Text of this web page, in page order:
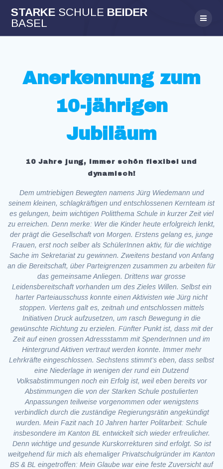
to
STARKE SCHULE BEIDER
BASEL
Anerkennung zum
10-jährigen
Jubiläum
10 Jahre jung, immer schön flexibel und
dynamisch!
Dem umtriebigen Bewegten namens Jürg Wiedemann und
seinem kleinen, schlagkräftigen und entschlossenen Kernteam ist
es gelungen, beim wichtigen Politthema Schule in kurzer Zeit viel
zu erreichen. Denn merke: Wer die Kinder heute erfolgreich lenkt,
der prägt die Gesellschaft von Morgen. Erstens gelang es, junge
Frauen, erst noch selber als SchülerInnen aktiv, für die wichtige
Sache im Sekretariat zu gewinnen. Zweitens bestand von Anfang
an die Bereitschaft, über Parteigrenzen zusammen zu arbeiten für
das gemeinsame Anliegen. Drittens war grosse
Leidensbereitschaft vorhanden um des Zieles Willen. Selbst ein
harter Parteiausschuss konnte einen Aktivisten wie Jürg nicht
stoppen. Viertens galt es, zeitnah und entschlossen mittels
Initiativen Druck aufzusetzen, um rasch Bewegung in die
gewünschte Richtung zu erzielen. Fünfter Punkt ist, dass mit der
Zeit auf einen grossen Adressstamm mit SpenderInnen und im
Hintergrund Aktiven vertraut werden konnte. Immer mehr
Lehrkräfte eingeschlossen. Sechstens stimmt’s eben, dass selbst
eine Niederlage in wenigen der rund ein Dutzend
Volksabstimmungen noch ein Erfolg ist, weil eben bereits vor
Abstimmungen die von der Starken Schule postulierten
Anpassungen teilweise vorgenommen oder wenigstens
verbindlich durch die zuständige Regierungsrätin angekündigt
wurden. Mein Fazit nach 10 Jahren harter Politarbeit: Schule
insbesondere im Kanton BL entwickelt sich wieder erfreulicher.
Denn wichtige und gesunde Kurskorrekturen sind erfolgt. So ist
weitgehend für mich als ehemaliger Privatschulgründer im Kanton
BS & BL eingetroffen: Mein Glaube war eine feste Zuversicht auf